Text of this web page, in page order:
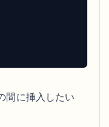
間に挿入したい